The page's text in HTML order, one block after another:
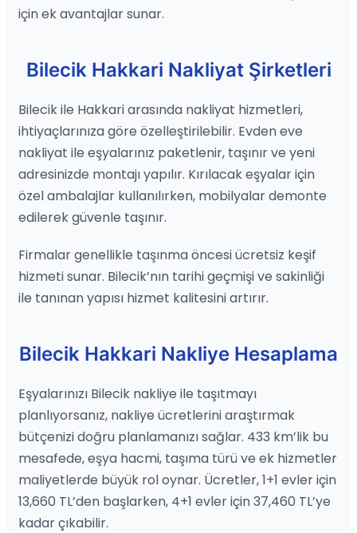
için ek avantajlar sunar.
Bilecik Hakkari Nakliyat Şirketleri
Bilecik ile Hakkari arasında nakliyat hizmetleri,
ihtiyaçlarınıza göre özelleştirilebilir. Evden eve
nakliyat ile eşyalarınız paketlenir, taşınır ve yeni
adresinizde montajı yapılır. Kırılacak eşyalar için
özel ambalajlar kullanılırken, mobilyalar demonte
edilerek güvenle taşınır.
Firmalar genellikle taşınma öncesi ücretsiz keşif
hizmeti sunar. Bilecik’nın tarihi geçmişi ve sakinliği
ile tanınan yapısı hizmet kalitesini artırır.
Bilecik Hakkari Nakliye Hesaplama
Eşyalarınızı Bilecik nakliye ile taşıtmayı
planlıyorsanız, nakliye ücretlerini araştırmak
bütçenizi doğru planlamanızı sağlar. 433 km’lik bu
mesafede, eşya hacmi, taşıma türü ve ek hizmetler
maliyetlerde büyük rol oynar. Ücretler, 1+1 evler için
13,660 TL’den başlarken, 4+1 evler için 37,460 TL’ye
kadar çıkabilir.